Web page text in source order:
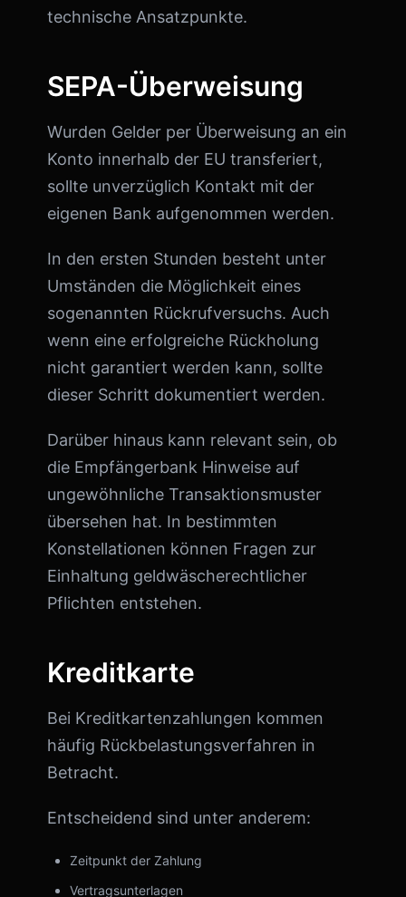
technische Ansatzpunkte.
SEPA-Überweisung
Wurden Gelder per Überweisung an ein
Konto innerhalb der EU transferiert,
sollte unverzüglich Kontakt mit der
eigenen Bank aufgenommen werden.
In den ersten Stunden besteht unter
Umständen die Möglichkeit eines
sogenannten Rückrufversuchs. Auch
wenn eine erfolgreiche Rückholung
nicht garantiert werden kann, sollte
dieser Schritt dokumentiert werden.
Darüber hinaus kann relevant sein, ob
die Empfängerbank Hinweise auf
ungewöhnliche Transaktionsmuster
übersehen hat. In bestimmten
Konstellationen können Fragen zur
Einhaltung geldwäscherechtlicher
Pflichten entstehen.
Kreditkarte
Bei Kreditkartenzahlungen kommen
häufig Rückbelastungsverfahren in
Betracht.
Entscheidend sind unter anderem:
Zeitpunkt der Zahlung
Vertragsunterlagen